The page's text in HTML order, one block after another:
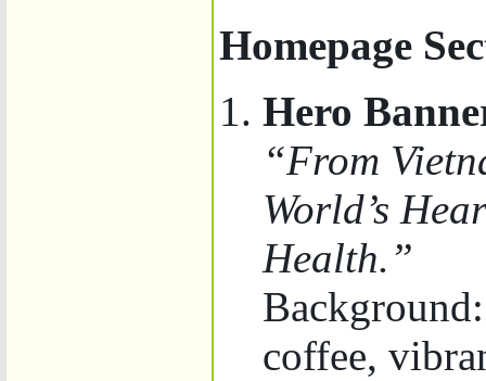
Homepage
Hero
“From
World’s
Health.”
coffee,